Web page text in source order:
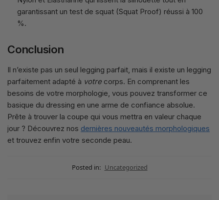
garantissant un test de squat (Squat Proof) réussi à 100
%.
Conclusion
Il n’existe pas un seul legging parfait, mais il existe un legging
parfaitement adapté à votre corps. En comprenant les
besoins de votre morphologie, vous pouvez transformer ce
basique du dressing en une arme de confiance absolue.
Prête à trouver la coupe qui vous mettra en valeur chaque
jour ? Découvrez nos dernières nouveautés morphologiques
et trouvez enfin votre seconde peau.
Posted in: Uncategorized